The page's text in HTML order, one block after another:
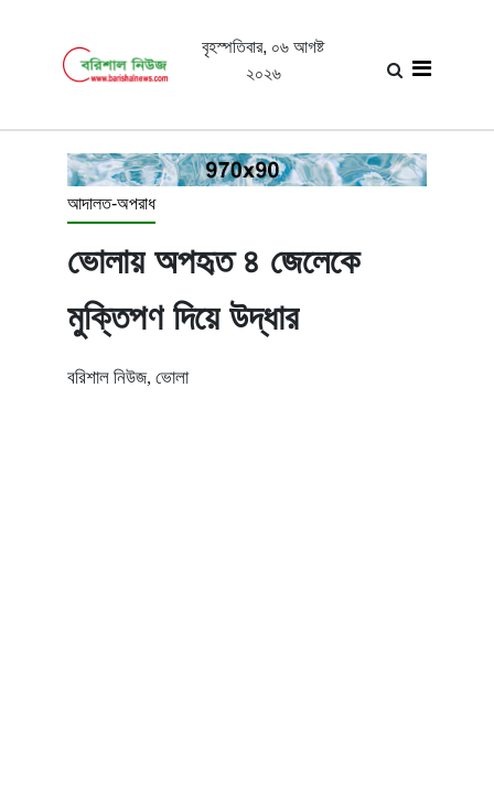
বৃহস্পতিবার, ০৬ আগষ্ট
২০২৬
আদালত-অপরাধ
ভোলায় অপহৃত ৪ জেলেকে
মুক্তিপণ দিয়ে উদ্ধার
বরিশাল নিউজ, ভোলা